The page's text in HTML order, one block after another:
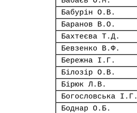
Бабурін О.В.
Баранов В.О.
Бахтеєва Т.Д.
Бевзенко В.Ф.
Бережна І.Г.
Білозір О.В.
Бірюк Л.В.
Богословська І.Г.
Боднар О.Б.